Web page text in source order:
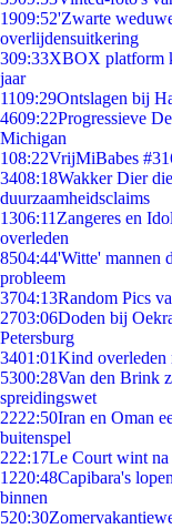
1909:52'Zwarte
overlijdensuitkering
309:33XBOX platform
jaar
1109:29Ontslagen bij
4609:22Progressieve
Michigan
108:22VrijMiBabes
3408:18Wakker Dier
duurzaamheidsclaims
1306:11 Zangeres en
overleden
8504:44'Witte' mannen
probleem
3704:13Random Pics
2703:06Doden bij
Petersburg
3401:01Kind overleden
5300:28Van den Brink
spreidingswet
2222:50Iran en Oman
buitenspel
222:17Le Court wint na
1220:48Capibara's
binnen
520:30